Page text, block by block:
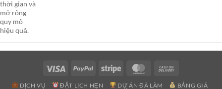
thời gian và
mở rộng
quy mô
hiệu quả.
Visa PayPal Stripe MasterCard
DỊCH VỤ ĐẶT LỊCH HẸN DỰ ÁN ĐÃ LÀM
BẢNG GIÁ